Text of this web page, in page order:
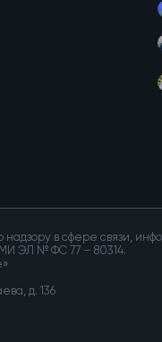
в сфере связи,
ЭЛ № ФС 77 – 80314.
д. 136